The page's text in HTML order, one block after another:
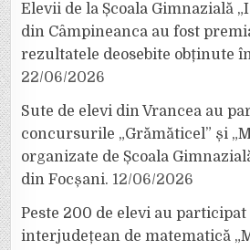
Elevii de la Școala Gimnazială
din Câmpineanca au fost
rezultatele deosebite obținute
22/06/2026
Sute de elevi din Vrancea au
concursurile „Grămăticel” și
organizate de Școala
din Focșani. 12/06/2026
Peste 200 de elevi au
interjudețean de matematică